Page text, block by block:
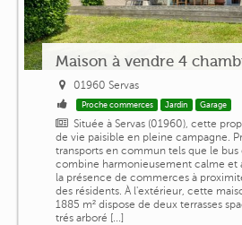
Maison à vendre 4
01960 Servas
Proche commerces Jardin Garage
Située à Servas (01960), cette
de vie paisible en pleine campagne.
transports en commun tels que le bus
combine harmonieusement calme et
la présence de commerces à
des résidents. À l'extérieur, cette
1885 m² dispose de deux terrasses
trés arboré [...]